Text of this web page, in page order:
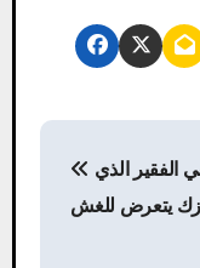
يتعرض للغش